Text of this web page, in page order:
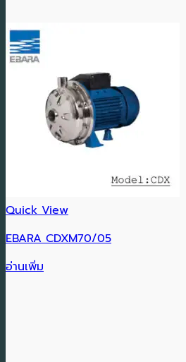
Quick View
EBARA CDXM70/05
อ่านเพิ่ม